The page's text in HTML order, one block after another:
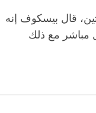
قال بيسكوف إنه
مباشر مع ذلك